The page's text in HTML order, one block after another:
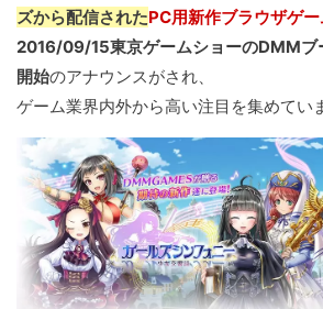
ズから配信されたPC用新作ブラウザゲ
2016/09/15東京ゲームショーのDMMブ
開始のアナウンスがされ、
ゲーム業界内外から高い注目を集めてい